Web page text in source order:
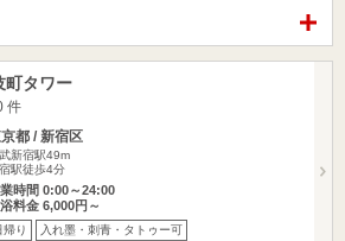
タワー
件
都 / 新宿区
新宿駅49m
駅徒歩4分
時間 0:00～24:00
料金 6,000円～
帰り 入れ墨・刺青・タトゥー可